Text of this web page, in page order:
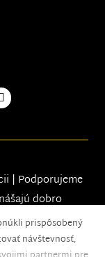
| Podporujeme
dobro
prispôsobený
návštevnosť,